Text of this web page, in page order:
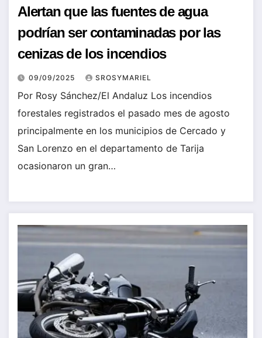
Alertan que las fuentes de agua
podrían ser contaminadas por las
cenizas de los incendios
09/09/2025 SROSYMARIEL
Por Rosy Sánchez/El Andaluz Los incendios
forestales registrados el pasado mes de agosto
principalmente en los municipios de Cercado y
San Lorenzo en el departamento de Tarija
ocasionaron un gran…